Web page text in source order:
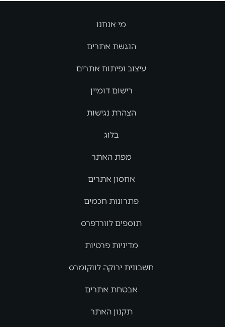
מי אנחנו
הנגשת אתרים
עיצוב ופיתוח אתרים
רישום דומיין
הצהרת נגישות
בלוג
מפת האתר
אחסון אתרים
פתרונות חכמים
תוספים לוורדפרס
מדיניות פרטיות
חשבונית ירוקה לווקומרס
אבטחת אתרים
תקנון האתר